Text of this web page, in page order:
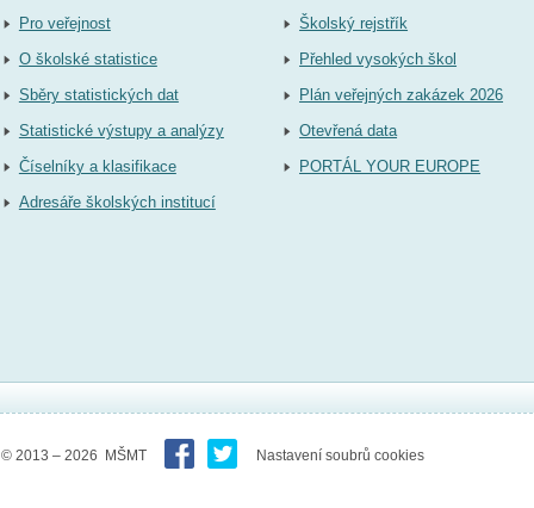
Pro veřejnost
O školské statistice
Sběry statistických dat
Statistické výstupy a analýzy
Číselníky a klasifikace
Adresáře školských institucí
Školský rejstřík
Přehled vysokých škol
Plán veřejných zakázek 2026
Otevřená data
PORTÁL YOUR EUROPE
© 2013 – 2026 MŠMT Nastavení soubrů cookies